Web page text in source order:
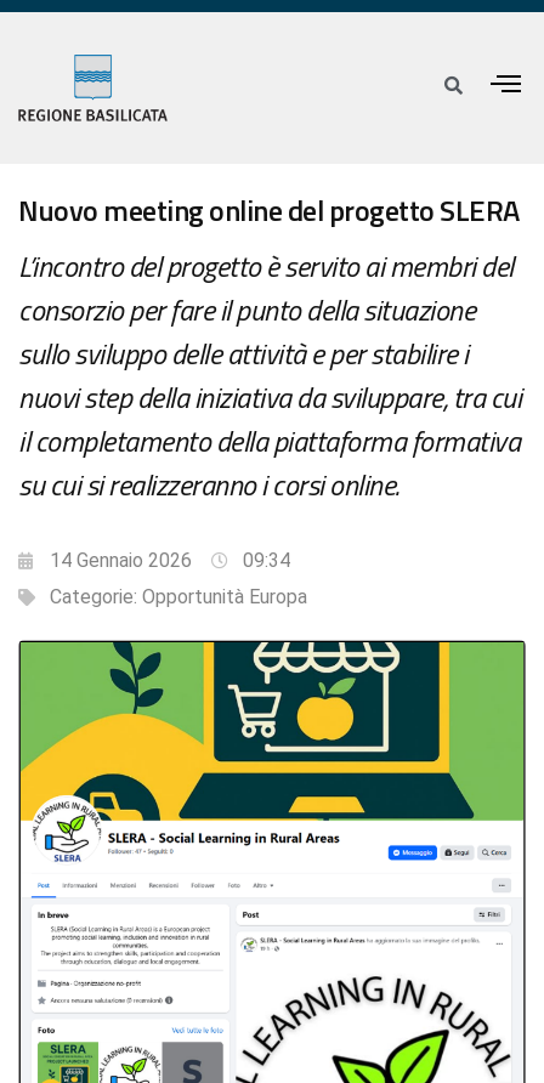
Nuovo meeting online del progetto SLERA
L’incontro del progetto è servito ai membri del
consorzio per fare il punto della situazione
sullo sviluppo delle attività e per stabilire i
nuovi step della iniziativa da sviluppare, tra cui
il completamento della piattaforma formativa
su cui si realizzeranno i corsi online.
14 Gennaio 2026
09:34
Categorie: Opportunità Europa